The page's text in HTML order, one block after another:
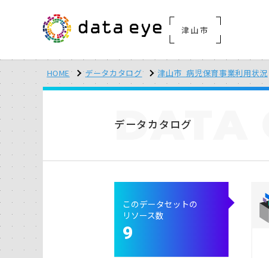
津山市
HOME データカタログ 津山市_病児保育事業利用状況
データカタログ
DATA
このデータセットの
リソース数
9